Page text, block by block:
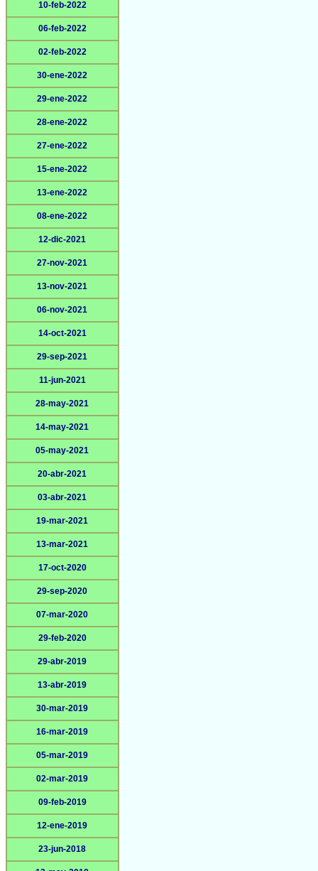
10-feb-2022
06-feb-2022
02-feb-2022
30-ene-2022
29-ene-2022
28-ene-2022
27-ene-2022
15-ene-2022
13-ene-2022
08-ene-2022
12-dic-2021
27-nov-2021
13-nov-2021
06-nov-2021
14-oct-2021
29-sep-2021
11-jun-2021
28-may-2021
14-may-2021
05-may-2021
20-abr-2021
03-abr-2021
19-mar-2021
13-mar-2021
17-oct-2020
29-sep-2020
07-mar-2020
29-feb-2020
29-abr-2019
13-abr-2019
30-mar-2019
16-mar-2019
05-mar-2019
02-mar-2019
09-feb-2019
12-ene-2019
23-jun-2018